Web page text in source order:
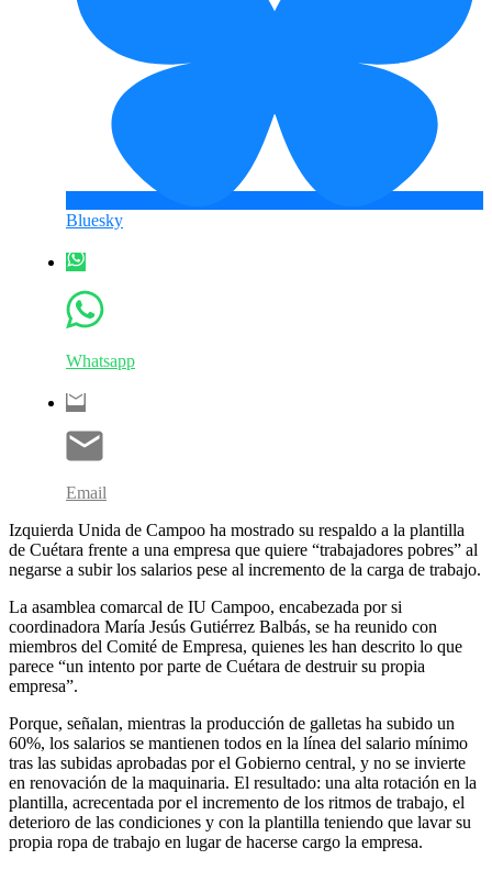
Bluesky
Whatsapp
Email
Izquierda Unida de Campoo ha mostrado su respaldo a la plantilla
de Cuétara frente a una empresa que quiere “trabajadores pobres” al
negarse a subir los salarios pese al incremento de la carga de trabajo.
La asamblea comarcal de IU Campoo, encabezada por si
coordinadora María Jesús Gutiérrez Balbás, se ha reunido con
miembros del Comité de Empresa, quienes les han descrito lo que
parece “un intento por parte de Cuétara de destruir su propia
empresa”.
Porque, señalan, mientras la producción de galletas ha subido un
60%, los salarios se mantienen todos en la línea del salario mínimo
tras las subidas aprobadas por el Gobierno central, y no se invierte
en renovación de la maquinaria. El resultado: una alta rotación en la
plantilla, acrecentada por el incremento de los ritmos de trabajo, el
deterioro de las condiciones y con la plantilla teniendo que lavar su
propia ropa de trabajo en lugar de hacerse cargo la empresa.